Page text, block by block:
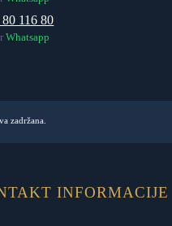
116 80
Whatsapp
zadržana.
INFORMACIJE